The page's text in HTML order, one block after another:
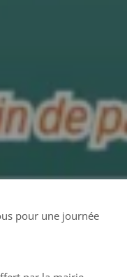
pour une journée